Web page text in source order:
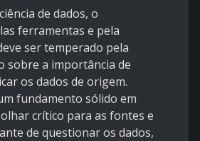
de dados, o
ferramentas e pela
ser temperado pela
sobre a importância de
os dados de origem.
fundamento sólido em
crítico para as fontes e
de questionar os dados,